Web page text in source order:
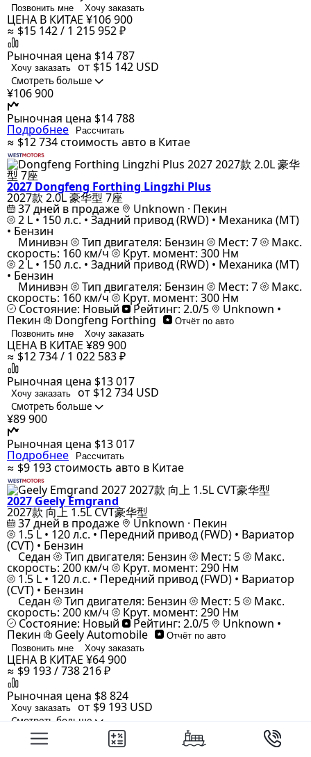
Позвонить мне
Хочу заказать
ЦЕНА В КИТАЕ ¥106 900
≈ $15 142 / 1 215 952 ₽
Рыночная цена $14 787
Хочу заказать от $15 142 USD
Смотреть больше
¥106 900
Рыночная цена $14 788
Подробнее Рассчитать
≈ $12 734стоимость авто в Китае
2027 Dongfeng Forthing Lingzhi Plus
2027款 2.0L 豪华型 7座
37 дней в продаже Unknown · Пекин
2 L • 150 л.с. • Задний привод (RWD) • Механика (MT)
• Бензин
Минивэн Тип двигателя: Бензин Мест: 7 Макс.
скорость: 160 км/ч Крут. момент: 300 Нм
2 L • 150 л.с. • Задний привод (RWD) • Механика (MT)
• Бензин
Минивэн Тип двигателя: Бензин Мест: 7 Макс.
скорость: 160 км/ч Крут. момент: 300 Нм
Состояние: Новый Рейтинг: 2.0/5 Unknown •
Пекин Dongfeng Forthing
Отчёт по авто
Позвонить мне
Хочу заказать
ЦЕНА В КИТАЕ ¥89 900
≈ $12 734 / 1 022 583 ₽
Рыночная цена $13 017
Хочу заказать от $12 734 USD
Смотреть больше
¥89 900
Рыночная цена $13 017
Подробнее Рассчитать
≈ $9 193стоимость авто в Китае
2027 Geely Emgrand
2027款 向上 1.5L CVT豪华型
37 дней в продаже Unknown · Пекин
1.5 L • 120 л.с. • Передний привод (FWD) • Вариатор
(CVT) • Бензин
Седан Тип двигателя: Бензин Мест: 5 Макс.
скорость: 200 км/ч Крут. момент: 290 Нм
1.5 L • 120 л.с. • Передний привод (FWD) • Вариатор
(CVT) • Бензин
Седан Тип двигателя: Бензин Мест: 5 Макс.
скорость: 200 км/ч Крут. момент: 290 Нм
Состояние: Новый Рейтинг: 2.0/5 Unknown •
Пекин Geely Automobile
Отчёт по авто
Позвонить мне
Хочу заказать
ЦЕНА В КИТАЕ ¥64 900
≈ $9 193 / 738 216 ₽
Рыночная цена $8 824
Хочу заказать от $9 193 USD
Смотреть больше
¥64 900